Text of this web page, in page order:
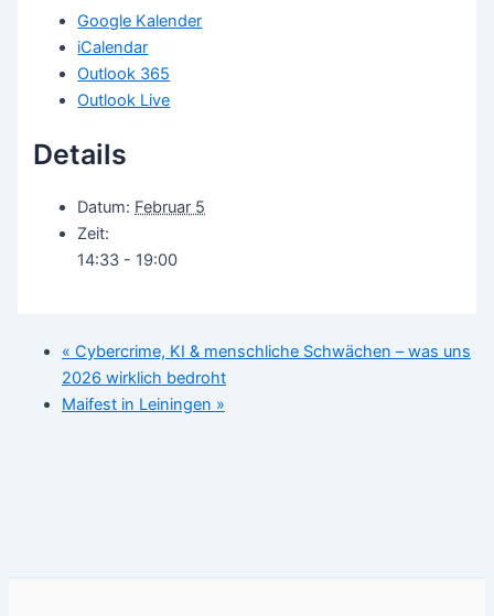
Google Kalender
iCalendar
Outlook 365
Outlook Live
Details
Datum: Februar 5
Zeit:
14:33 - 19:00
« Cybercrime, KI & menschliche Schwächen – was uns
2026 wirklich bedroht
Maifest in Leiningen »